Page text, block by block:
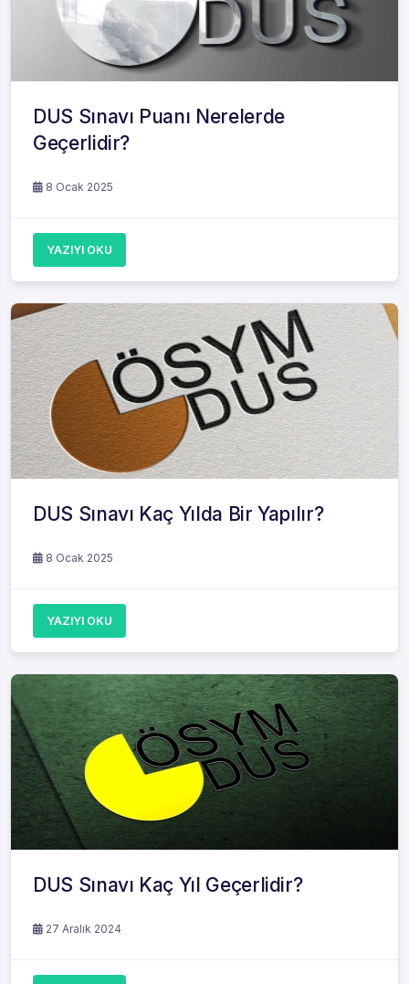
DUS Sınavı Puanı Nerelerde
Geçerlidir?
8 Ocak 2025
YAZIYI OKU
DUS Sınavı Kaç Yılda Bir Yapılır?
8 Ocak 2025
YAZIYI OKU
DUS Sınavı Kaç Yıl Geçerlidir?
27 Aralık 2024